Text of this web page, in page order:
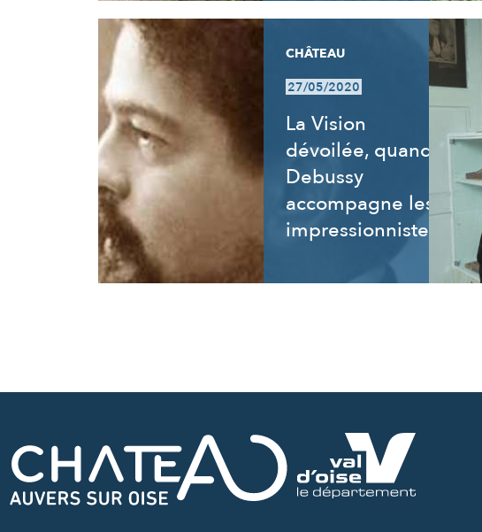
CHÂTEAU
27/05/2020
La Vision
dévoilée, quand
Debussy
accompagne les
impressionnistes